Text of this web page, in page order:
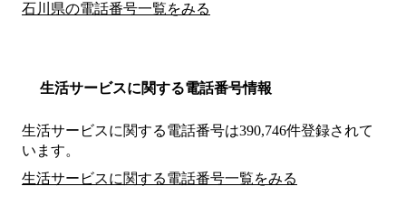
石川県の電話番号一覧をみる
生活サービスに関する電話番号情報
生活サービスに関する電話番号は390,746件登録されて
います。
生活サービスに関する電話番号一覧をみる